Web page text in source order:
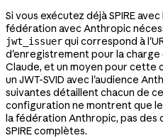
Si vous exécutez déjà SPIRE
fédération avec Anthropic
jwt_issuerqui correspond à
d'enregistrement pour la charge
Claude, et un moyen pour cette
un JWT-SVID avec l'audience
suivantes détaillent chacun de
configuration ne montrent que
la fédération Anthropic, pas
SPIRE complètes.